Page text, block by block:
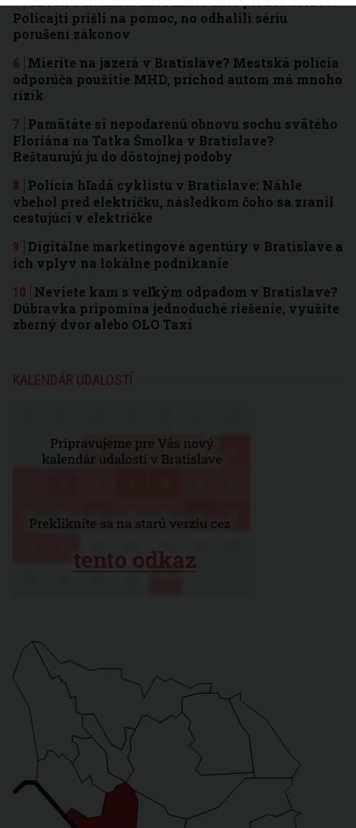
Policajti prišli na pomoc, no odhalili sériu
porušení zákonov
Mierite na jazerá v Bratislave? Mestská polícia
odporúča použitie MHD, príchod autom má mnoho
rizík
Pamätáte si nepodarenú obnovu sochu svätého
Floriána na Tatka Šmolka v Bratislave?
Reštaurujú ju do dôstojnej podoby
Polícia hľadá cyklistu v Bratislave: Náhle
vbehol pred električku, následkom čoho sa zranil
cestujúci v električke
Digitálne marketingové agentúry v Bratislave a
ich vplyv na lokálne podnikanie
Neviete kam s veľkým odpadom v Bratislave?
Dúbravka pripomína jednoduché riešenie, využite
zberný dvor alebo OLO Taxi
KALENDÁR UDALOSTÍ